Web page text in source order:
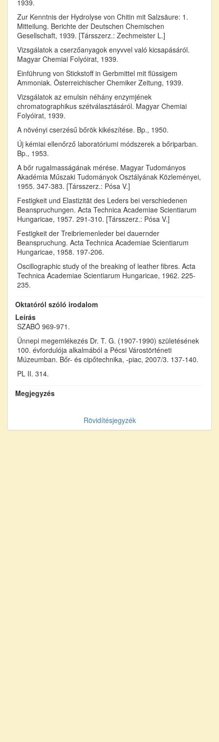
1939.
Zur Kenntnis der Hydrolyse von Chitin mit Salzsäure: 1.
Mitteilung. Berichte der Deutschen Chemischen
Gesellschaft, 1939. [Társszerz.: Zechmeister L.]
Vizsgálatok a cserzőanyagok enyvvel való kicsapásáról.
Magyar Chemiai Folyóirat, 1939.
Einführung von Stickstoff in Gerbmittel mit flüssigem
Ammoniak. Österreichischer Chemiker Zeitung, 1939.
Vizsgálatok az emulsin néhány enzymjének
chromatographikus szétválasztásáról. Magyar Chemiai
Folyóirat, 1939.
A növényi cserzésű bőrök kikészítése. Bp., 1950.
Új kémiai ellenőrző laboratóriumi módszerek a bőriparban.
Bp., 1953.
A bőr rugalmasságának mérése. Magyar Tudományos
Akadémia Műszaki Tudományok Osztályának Közleményei,
1955. 347-383. [Társszerz.: Pósa V.]
Festigkeit und Elastizität des Leders bei verschiedenen
Beanspruchungen. Acta Technica Academiae Scientiarum
Hungaricae, 1957. 291-310. [Társszerz.: Pósa V.]
Festigkeit der Treibriemenleder bei dauernder
Beanspruchung. Acta Technica Academiae Scientiarum
Hungaricae, 1958. 197-206.
Oscillographic study of the breaking of leather fibres. Acta
Technica Academiae Scientiarum Hungaricae, 1962. 225-
235.
Oktatóról szóló irodalom
Leírás
SZABÓ 969-971.
Ünnepi megemlékezés Dr. T. G. (1907-1990) születésének
100. évfordulója alkalmából a Pécsi Várostörténeti
Múzeumban. Bőr- és cipőtechnika, -piac, 2007/3. 137-140.
PL II. 314.
Megjegyzés
Rövidítésjegyzék